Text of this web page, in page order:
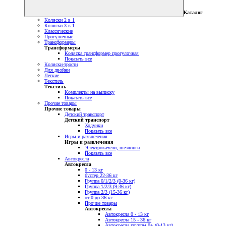
Каталог
Коляски 2 в 1
Коляски 3 в 1
Классические
Прогулочные
Трансформеры
Трансформеры
Коляска трансформер прогулочная
Показать все
Коляски-трости
Для двойни
Легкие
Текстиль
Текстиль
Комплекты на выписку
Показать все
Прочие товары
Прочие товары
Детский транспорт
Детский транспорт
Ходунки
Показать все
Игры и развлечения
Игры и развлечения
Электрокачели, шезлонги
Показать все
Автокресла
Автокресла
0 - 13 кг
бустер 22-36 кг
Группа 0/1/2/3 (0-36 кг)
Группа 1/2/3 (9-36 кг)
Группа 2/3 (15-36 кг)
от 0 до 36 кг
Прочие товары
Автокресла
Автокресла 0 - 13 кг
Автокресла 15 - 36 кг